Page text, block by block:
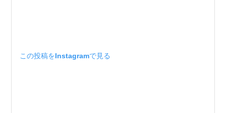
この投稿をInstagramで見る